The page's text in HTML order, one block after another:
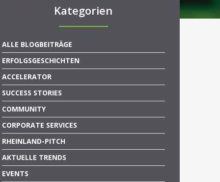
Kategorien
ALLE BLOGBEITRÄGE
ERFOLGSGESCHICHTEN
ACCELERATOR
SUCCESS STORIES
COMMUNITY
CORPORATE SERVICES
RHEINLAND-PITCH
AKTUELLE TRENDS
EVENTS